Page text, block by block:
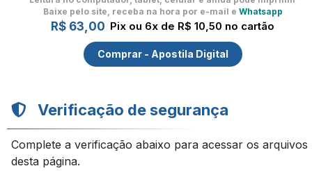
Baixe pelo site, receba na hora por e-mail e Whatsapp
R$ 63,00 Pix ou 6x de R$ 10,50 no cartão
Comprar - Apostila Digital
Verificação de segurança
Complete a verificação abaixo para acessar os arquivos
desta página.